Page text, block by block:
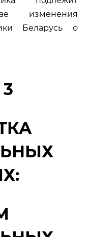
изменения
Беларусь о